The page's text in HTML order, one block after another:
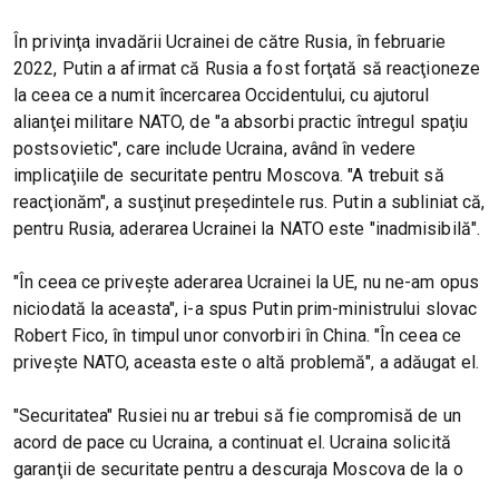
În privinţa invadării Ucrainei de către Rusia, în februarie
2022, Putin a afirmat că Rusia a fost forţată să reacţioneze
la ceea ce a numit încercarea Occidentului, cu ajutorul
alianţei militare NATO, de "a absorbi practic întregul spaţiu
postsovietic", care include Ucraina, având în vedere
implicaţiile de securitate pentru Moscova. "A trebuit să
reacţionăm", a susţinut preşedintele rus. Putin a subliniat că,
pentru Rusia, aderarea Ucrainei la NATO este "inadmisibilă".
"În ceea ce priveşte aderarea Ucrainei la UE, nu ne-am opus
niciodată la aceasta", i-a spus Putin prim-ministrului slovac
Robert Fico, în timpul unor convorbiri în China. "În ceea ce
priveşte NATO, aceasta este o altă problemă", a adăugat el.
"Securitatea" Rusiei nu ar trebui să fie compromisă de un
acord de pace cu Ucraina, a continuat el. Ucraina solicită
garanţii de securitate pentru a descuraja Moscova de la o